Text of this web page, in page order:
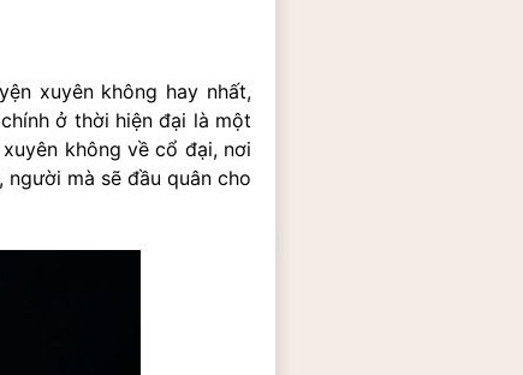
xuyên không hay nhất,
ở thời hiện đại là một
không về cổ đại, nơi
mà sẽ đầu quân cho